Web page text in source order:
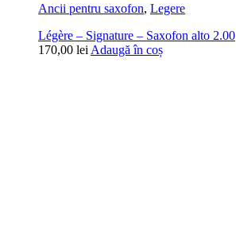
Ancii pentru saxofon, Legere
Légère – Signature – Saxofon alto 2.00
170,00 lei Adaugă în coș